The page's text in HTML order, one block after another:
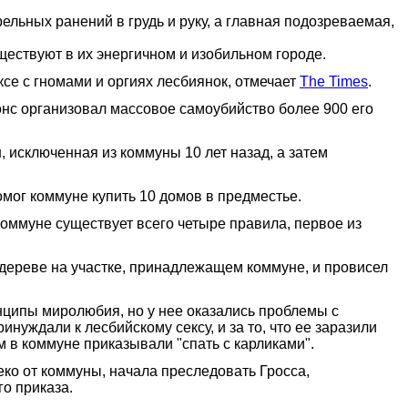
ранений в грудь и руку, а главная подозреваемая,
в их энергичном и изобильном городе.
с гномами и оргиях лесбиянок, отмечает The Times.
организовал массовое самоубийство более 900 его
исключенная из коммуны 10 лет назад, а затем
коммуне купить 10 домов в предместье.
существует всего четыре правила, первое из
на участке, принадлежащем коммуне, и провисел
миролюбия, но у нее оказались проблемы с
к лесбийскому сексу, и за то, что ее заразили
коммуне приказывали "спать с карликами".
от коммуны, начала преследовать Гросса,
приказа.